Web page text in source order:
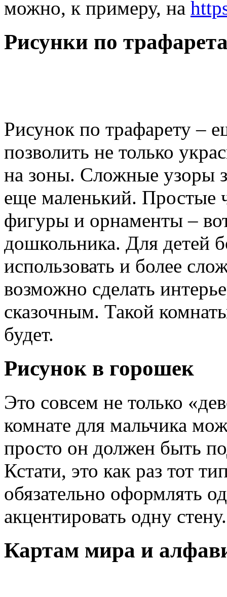
можно, к примеру, на
Рисунки по
Рисунок по трафарету –
позволить не только
на зоны. Сложные узоры
еще маленький. Простые
фигуры и орнаменты –
дошкольника. Для детей
использовать и более
возможно сделать
сказочным. Такой
будет.
Рисунок в горошек
Это совсем не только
комнате для мальчика
просто он должен быть
Кстати, это как раз тот
обязательно оформлять
акцентировать одну стену.
Картам мира и